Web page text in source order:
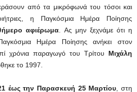
από τα μικρόφωνά του τόσοι και
η Παγκόσμια Ημέρα Ποίησης
αφιέρωμα . Ας μην ξεχνάμε ότι η
Ημέρα Ποίησης ανήκει στον
χρόνια παραγωγό του Τρίτου Μιχάλη
το 1997.
έως την Παρασκευή 25 Μαρτίου , στη